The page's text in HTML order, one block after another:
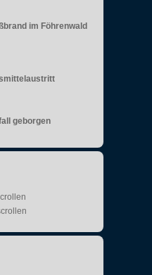
im Föhrenwald
geborgen